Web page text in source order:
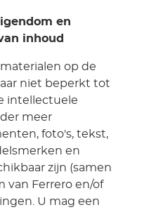
en
inhoud
op de
niet beperkt tot
intellectuele
meer
foto's, tekst,
en
zijn (samen
van Ferrero en/of
U mag een